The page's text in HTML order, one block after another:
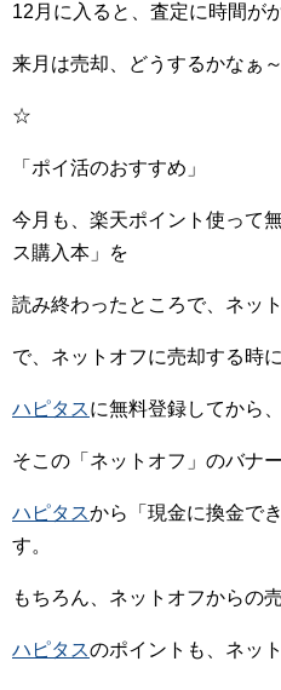
12月に入ると、査定に時間が
来月は売却、どうするかなぁ～
☆
「ポイ活のおすすめ」
今月も、楽天ポイント使って
ス購入本」を
読み終わったところで、ネッ
で、ネットオフに売却する時に
ハピタスに無料登録してから、
そこの「ネットオフ」のバナ
ハピタスから「現金に換金で
す。
もちろん、ネットオフからの
ハピタスのポイントも、ネッ